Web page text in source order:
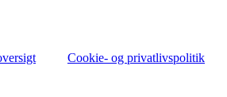
Cookie- og privatlivspolitik